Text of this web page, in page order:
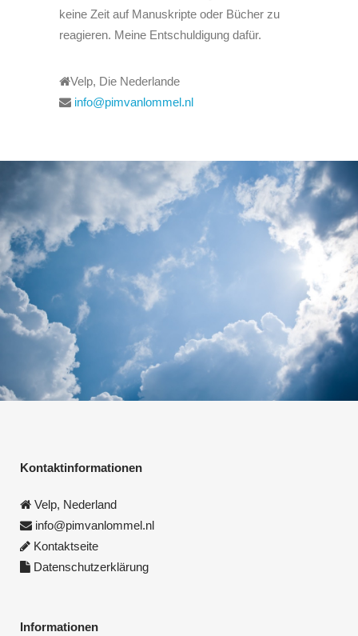
keine Zeit auf Manuskripte oder Bücher zu
reagieren. Meine Entschuldigung dafür.
Velp, Die Nederlande
info@pimvanlommel.nl
Kontaktinformationen
Velp, Nederland
info@pimvanlommel.nl
Kontaktseite
Datenschutzerklärung
Informationen